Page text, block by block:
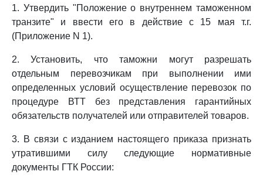
1. Утвердить "Положение о внутреннем таможенном
транзите" и ввести его в действие с 15 мая т.г.
(Приложение N 1).
2. Установить, что таможни могут разрешать
отдельным перевозчикам при выполнении ими
определенных условий осуществление перевозок по
процедуре ВТТ без представления гарантийных
обязательств получателей или отправителей товаров.
3. В связи с изданием настоящего приказа признать
утратившими силу следующие нормативные
документы ГТК России: